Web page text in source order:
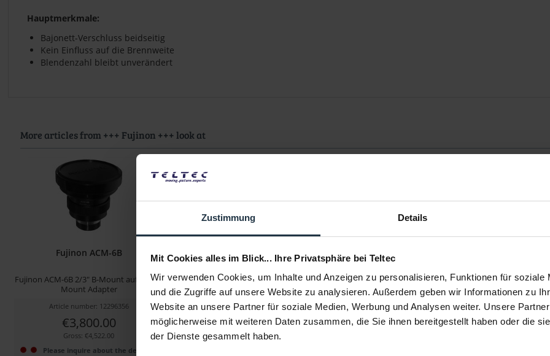
Zustimmung Details
Mit Cookies alles im Blick... Ihre Privatsphäre bei Teltec
Wir verwenden Cookies, um Inhalte und Anzeigen zu personalisieren, Funktionen für soziale
und die Zugriffe auf unsere Website zu analysieren. Außerdem geben wir Informationen zu
Website an unsere Partner für soziale Medien, Werbung und Analysen weiter. Unsere
möglicherweise mit weiteren Daten zusammen, die Sie ihnen bereitgestellt haben oder die
der Dienste gesammelt haben.
Hauptmerkmale:
Bajonett-Verschluss beidseitig
Kein Einfluss auf die Brennweite
Blendenzahl bleibt unverändert
More articles from +++ Fujinon +++ look at
Fujinon ACM-6B
Fujinon ACM-6B 2/3" B-Mount auf 2/3" C-
Mount Adapter
Article number: 12296356
€3,800.00
Gross: €4,522.00
Please inquire about the delivery date
Fujinon ACM-8B
Fujinon ACM-8B 2/3" Objektiv auf 1/2"
Kamera Adapter
Article number: 12296359
€2,200.00
Gross: €2,618.00
Fujinon ALH-117C-02A
Fujinon ALH-117C-02A Objektivstütze
Article number: 12296360
€3,800.00
Optischer